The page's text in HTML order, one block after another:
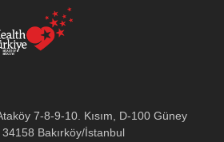
7-8-9-10. Kısım, D-100 Güney
Bakırköy/İstanbul